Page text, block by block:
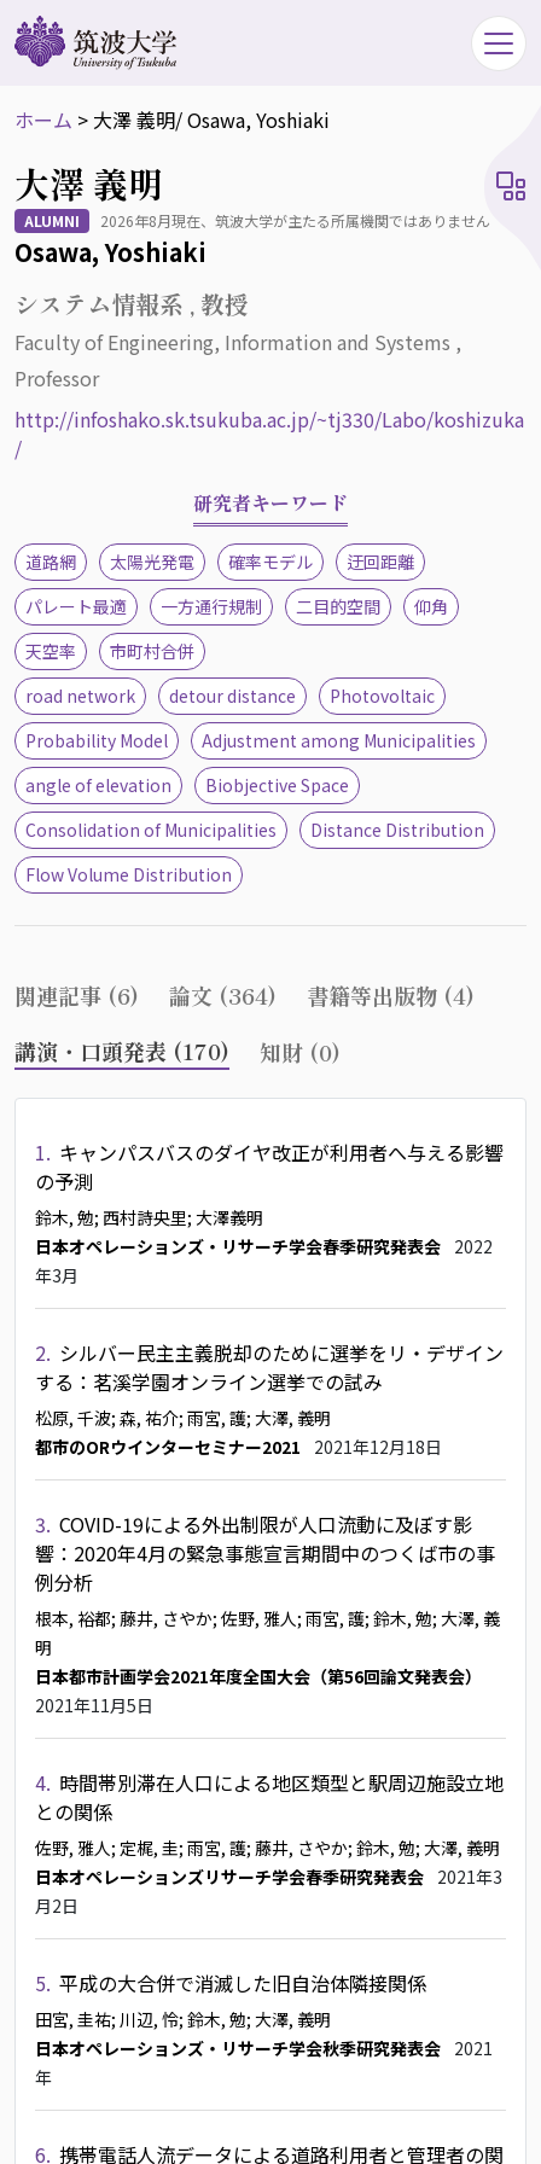
ホーム > 大澤 義明/ Osawa, Yoshiaki
大澤 義明
ALUMNI 2026年8月現在、筑波大学が主たる所属機関ではありません
Osawa, Yoshiaki
システム情報系 , 教授
Faculty of Engineering, Information and Systems ,
Professor
http://infoshako.sk.tsukuba.ac.jp/~tj330/Labo/koshizuka
/
研究者キーワード
道路網 太陽光発電 確率モデル
迂回距離
パレート最適
一方通行規制 二目的空間
仰角
天空率
市町村合併
road network
detour distance
Photovoltaic
Probability Model
Adjustment among Municipalities
angle of elevation
Biobjective Space
Consolidation of Municipalities
Distance Distribution
Flow Volume Distribution
関連記事 (6) 論文 (364)
書籍等出版物 (4)
講演・口頭発表 (170)
知財 (0)
1. キャンパスバスのダイヤ改正が利用者へ与える影響
の予測
鈴木, 勉; 西村詩央里; 大澤義明
日本オペレーションズ・リサーチ学会春季研究発表会 2022
年3月
2. シルバー民主主義脱却のために選挙をリ・デザイン
する：茗溪学園オンライン選挙での試み
松原, 千波; 森, 祐介; 雨宮, 護; 大澤, 義明
都市のORウインターセミナー2021
2021年12月18日
3. COVID-19による外出制限が人口流動に及ぼす影
響：2020年4月の緊急事態宣言期間中のつくば市の事
例分析
根本, 裕都; 藤井, さやか; 佐野, 雅人; 雨宮, 護; 鈴木, 勉; 大澤, 義
明
日本都市計画学会2021年度全国大会（第56回論文発表会）
2021年11月5日
4. 時間帯別滞在人口による地区類型と駅周辺施設立地
との関係
佐野, 雅人; 定梶, 圭; 雨宮, 護; 藤井, さやか; 鈴木, 勉; 大澤, 義明
日本オペレーションズリサーチ学会春季研究発表会 2021年3
月2日
5. 平成の大合併で消滅した旧自治体隣接関係
田宮, 圭祐; 川辺, 怜; 鈴木, 勉; 大澤, 義明
日本オペレーションズ・リサーチ学会秋季研究発表会 2021
年
6. 携帯電話人流データによる道路利用者と管理者の関